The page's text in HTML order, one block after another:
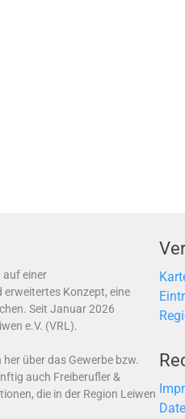
auf einer
Konzept, eine
Seit Januar 2026
e.V. (VRL).
über das Gewerbe bzw.
auch Freiberufler &
die in der Region Leiwen